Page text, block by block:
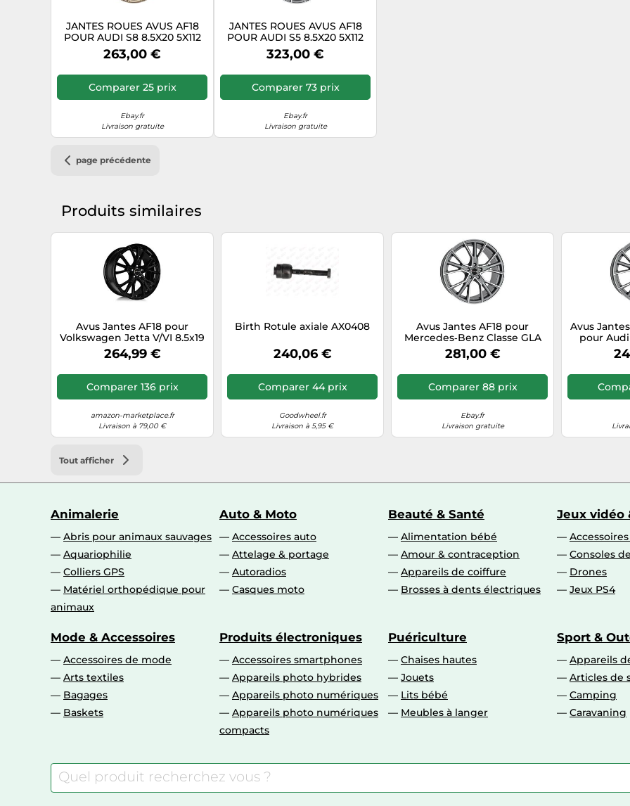
JANTES ROUES AVUS AF18
POUR AUDI S8 8.5X20 5X112
BRONZE WH2
263,00 €
Comparer 25 prix
Ebay.fr
Livraison gratuite
JANTES ROUES AVUS AF18
POUR AUDI S5 8.5X20 5X112
MATT ANTHRACITE POLISHED
NTF
323,00 €
Comparer 73 prix
Ebay.fr
Livraison gratuite
page précédente
Produits similaires
Avus Jantes AF18 pour
Volkswagen Jetta V/VI 8.5x19
5x112 Noir E6L
264,99 €
Comparer 136 prix
amazon-marketplace.fr
Livraison à 79,00 €
Birth Rotule axiale AX0408
240,06 €
Comparer 44 prix
Goodwheel.fr
Livraison à 5,95 €
Avus Jantes AF18 pour
Mercedes‑Benz Classe GLA
AMG 8.5x19 5x112 Mat
Anthracite
281,00 €
Comparer 88 prix
Ebay.fr
Livraison gratuite
Avus Jantes
pour Audi
Tout afficher
Animalerie
Abris pour animaux sauvages
Aquariophilie
Colliers GPS
Matériel orthopédique pour
animaux
Auto & Moto
Accessoires auto
Attelage & portage
Autoradios
Casques moto
Beauté & Santé
Alimentation bébé
Amour & contraception
Appareils de coiffure
Brosses à dents électriques
Jeux vidéo
Consoles
Drones
Jeux PS4
Mode & Accessoires
Accessoires de mode
Arts textiles
Bagages
Baskets
Produits électroniques
Accessoires smartphones
Appareils photo hybrides
Appareils photo numériques
Appareils photo numériques
compacts
Puériculture
Chaises hautes
Jouets
Lits bébé
Meubles à langer
Sport &
Appareils
Articles de
Camping
Caravaning